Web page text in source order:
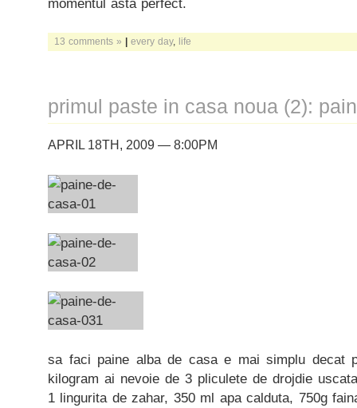
momentul asta perfect.
13 comments » | every day, life
primul paste in casa noua (2):
APRIL 18TH, 2009 — 8:00PM
sa faci paine alba de casa e mai simplu decat
kilogram ai nevoie de 3 pliculete de drojdie
1 lingurita de zahar, 350 ml apa calduta, 750g